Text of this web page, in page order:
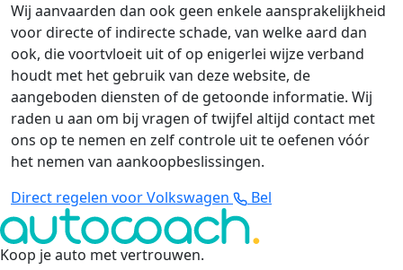
Wij aanvaarden dan ook geen enkele aansprakelijkheid
voor directe of indirecte schade, van welke aard dan
ook, die voortvloeit uit of op enigerlei wijze verband
houdt met het gebruik van deze website, de
aangeboden diensten of de getoonde informatie. Wij
raden u aan om bij vragen of twijfel altijd contact met
ons op te nemen en zelf controle uit te oefenen vóór
het nemen van aankoopbeslissingen.
Direct regelen voor Volkswagen
Bel
Koop je auto met vertrouwen.